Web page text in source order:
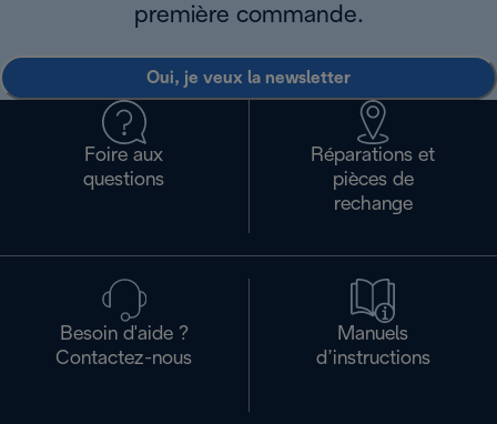
première commande.
Oui, je veux la newsletter
Foire aux
questions
Réparations et
pièces de
rechange
Besoin d'aide ?
Contactez-nous
Manuels
d’instructions